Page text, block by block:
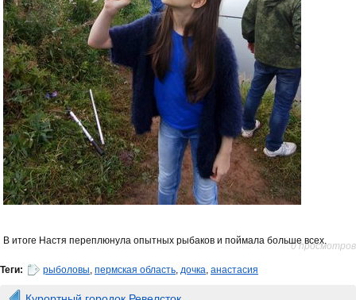
В итоге Настя переплюнула опытных рыбаков и поймала больше всех.
0 просмотров
Теги: рыболовы, пермская область, дочка, анастасия